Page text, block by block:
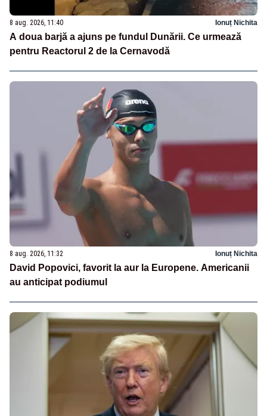
8 aug. 2026, 11:40 Ionuț Nichita
A doua barjă a ajuns pe fundul Dunării. Ce urmează
pentru Reactorul 2 de la Cernavodă
8 aug. 2026, 11:32 Ionuț Nichita
David Popovici, favorit la aur la Europene. Americanii
au anticipat podiumul